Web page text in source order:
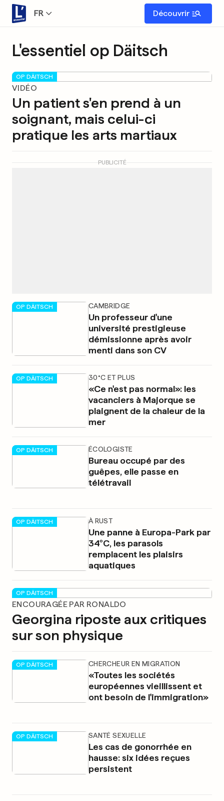
FR Découvrir
L'essentiel op Däitsch
OP DÄITSCH
VIDÉO
Un patient s'en prend à un
soignant, mais celui-ci
pratique les arts martiaux
OP DÄITSCH CAMBRIDGE
Un professeur d'une
université prestigieuse
démissionne après avoir
menti dans son CV
OP DÄITSCH 30°C ET PLUS
«Ce n'est pas normal»: les
vacanciers à Majorque se
plaignent de la chaleur de la
mer
OP DÄITSCH ÉCOLOGISTE
Bureau occupé par des
guêpes, elle passe en
télétravail
OP DÄITSCH À RUST
Une panne à Europa-Park par
34°C, les parasols
remplacent les plaisirs
aquatiques
PUBLICITÉ
OP DÄITSCH
ENCOURAGÉE PAR RONALDO
Georgina riposte aux critiques
sur son physique
OP DÄITSCH CHERCHEUR EN MIGRATION
«Toutes les sociétés
européennes vieillissent et
ont besoin de l'immigration»
OP DÄITSCH SANTÉ SEXUELLE
Les cas de gonorrhée en
hausse: six idées reçues
persistent